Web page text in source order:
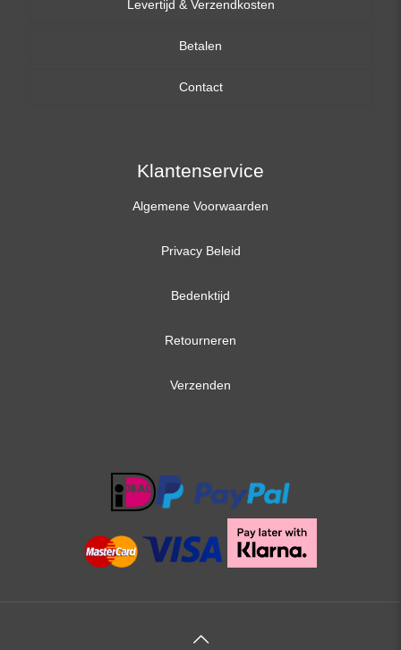
14,0 inch
15,6 inch
17,3 inch
Levertijd & Verzendkosten
Betalen
Contact
Klantenservice
Algemene Voorwaarden
Privacy Beleid
Bedenktijd
Retourneren
Verzenden